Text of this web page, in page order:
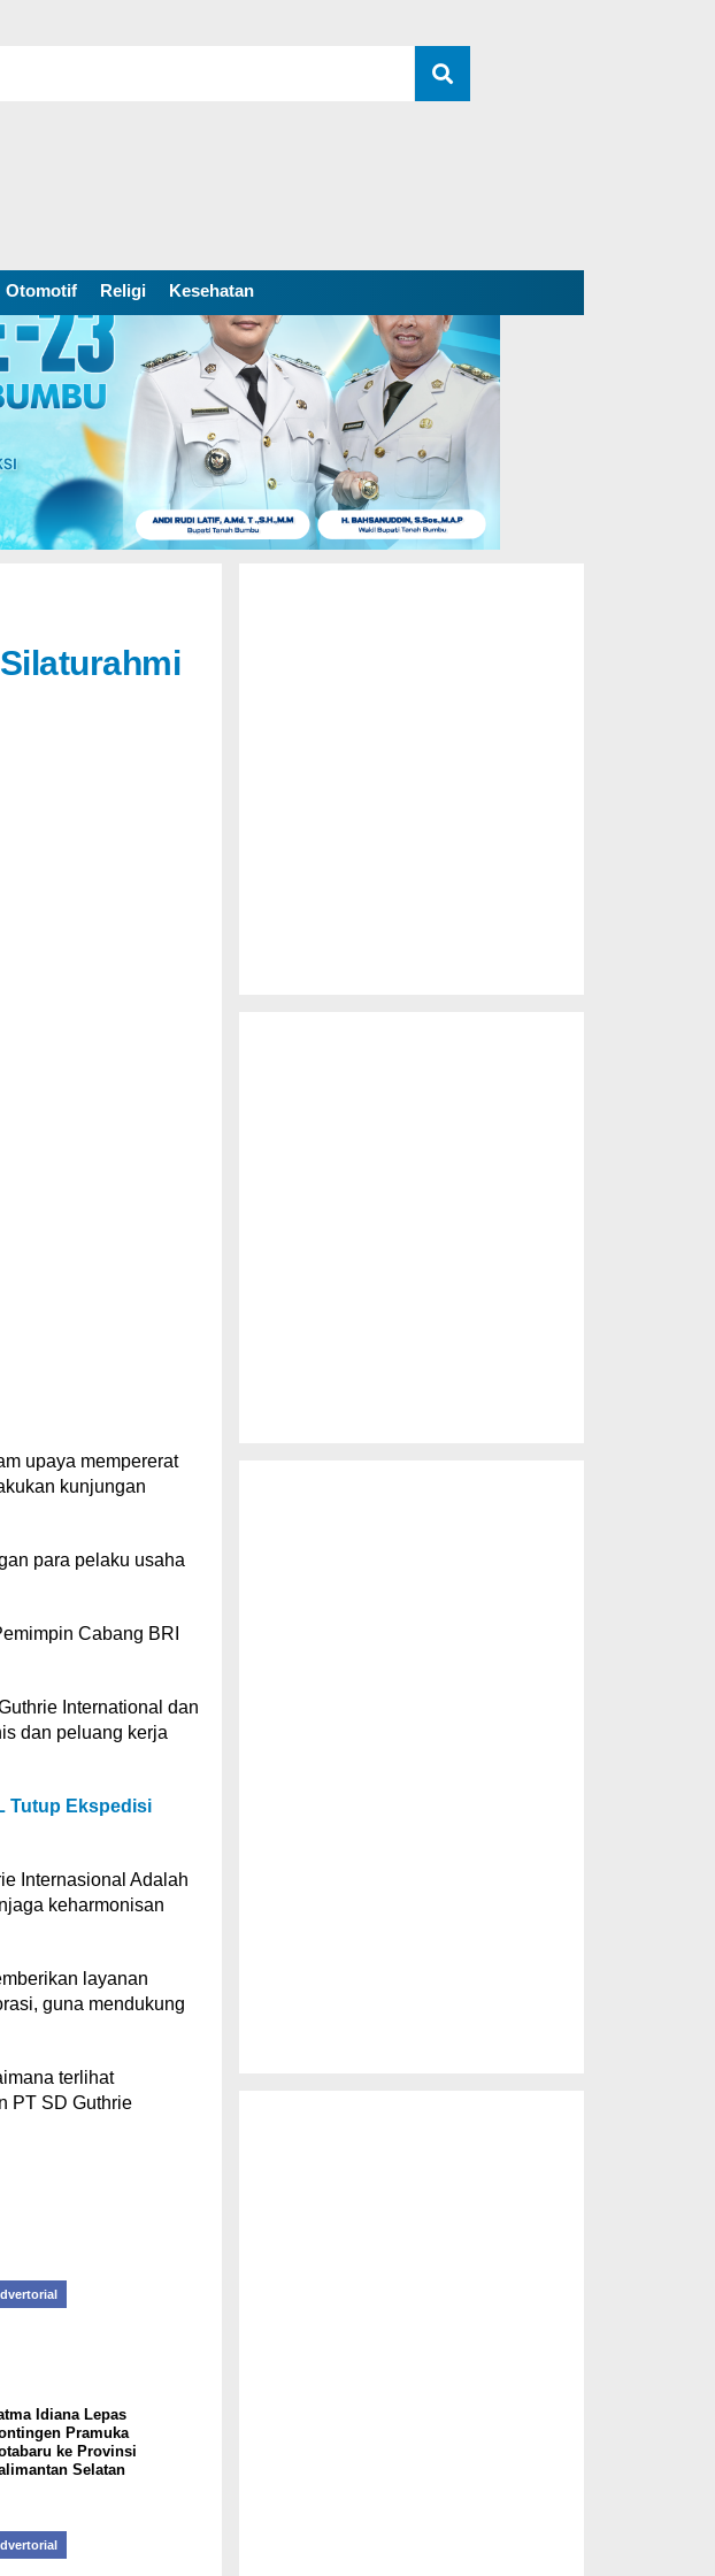
Otomotif Religi Kesehatan
upaya mempererat
kunjungan
para pelaku usaha
Cabang BRI
International dan
dan peluang kerja
Tutup Ekspedisi
Internasional Adalah
keharmonisan
layanan
guna mendukung
terlihat
PT SD Guthrie
Idiana Lepas
Pramuka
ke Provinsi
Selatan